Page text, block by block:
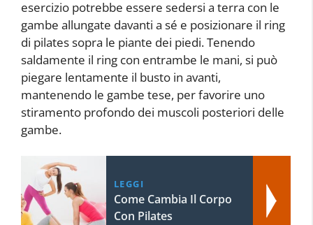
esercizio potrebbe essere sedersi a terra con le
gambe allungate davanti a sé e posizionare il ring
di pilates sopra le piante dei piedi. Tenendo
saldamente il ring con entrambe le mani, si può
piegare lentamente il busto in avanti,
mantenendo le gambe tese, per favorire uno
stiramento profondo dei muscoli posteriori delle
gambe.
LEGGI
Come Cambia Il Corpo
Con Pilates